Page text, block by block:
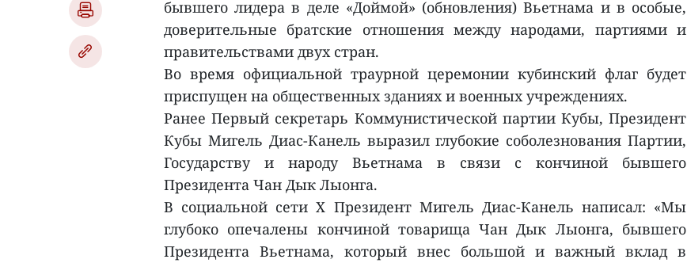
бывшего лидера в деле «Доймой» (обновления) Вьетнама и в особые,
доверительные братские отношения между народами, партиями и
правительствами двух стран.
Во время официальной траурной церемонии кубинский флаг будет
приспущен на общественных зданиях и военных учреждениях.
Ранее Первый секретарь Коммунистической партии Кубы, Президент
Кубы Мигель Диас-Канель выразил глубокие соболезнования Партии,
Государству и народу Вьетнама в связи с кончиной бывшего
Президента Чан Дык Лыонга.
В социальной сети X Президент Мигель Диас-Канель написал: «Мы
глубоко опечалены кончиной товарища Чан Дык Лыонга, бывшего
Президента Вьетнама, который внес большой и важный вклад в